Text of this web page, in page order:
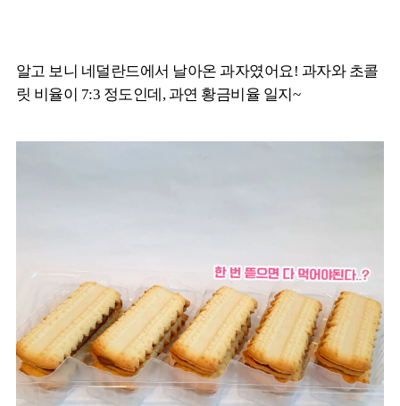
알고 보니 네덜란드에서 날아온 과자였어요! 과자와 초콜
릿 비율이 7:3 정도인데, 과연 황금비율 일지~